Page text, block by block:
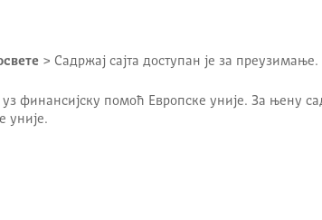
> Садржај сајта доступан је за преузимање.
финансијску помоћ Европске уније. За њену
уније.